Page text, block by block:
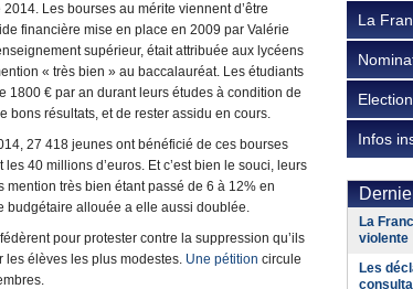
Les bourses au mérite viennent d’être
financière mise en place en 2009 par Valérie
supérieur, était attribuée aux lycéens
« très bien » au baccalauréat. Les étudiants
1800 € par an durant leurs études à condition de
bons résultats, et de rester assidu en cours.
27 418 jeunes ont bénéficié de ces bourses
40 millions d’euros. Et c’est bien le souci, leurs
mention très bien étant passé de 6 à 12% en
budgétaire allouée a elle aussi doublée.
pour protester contre la suppression qu’ils
les élèves les plus modestes. Une pétition circule
La
Infos
La
violente
Les